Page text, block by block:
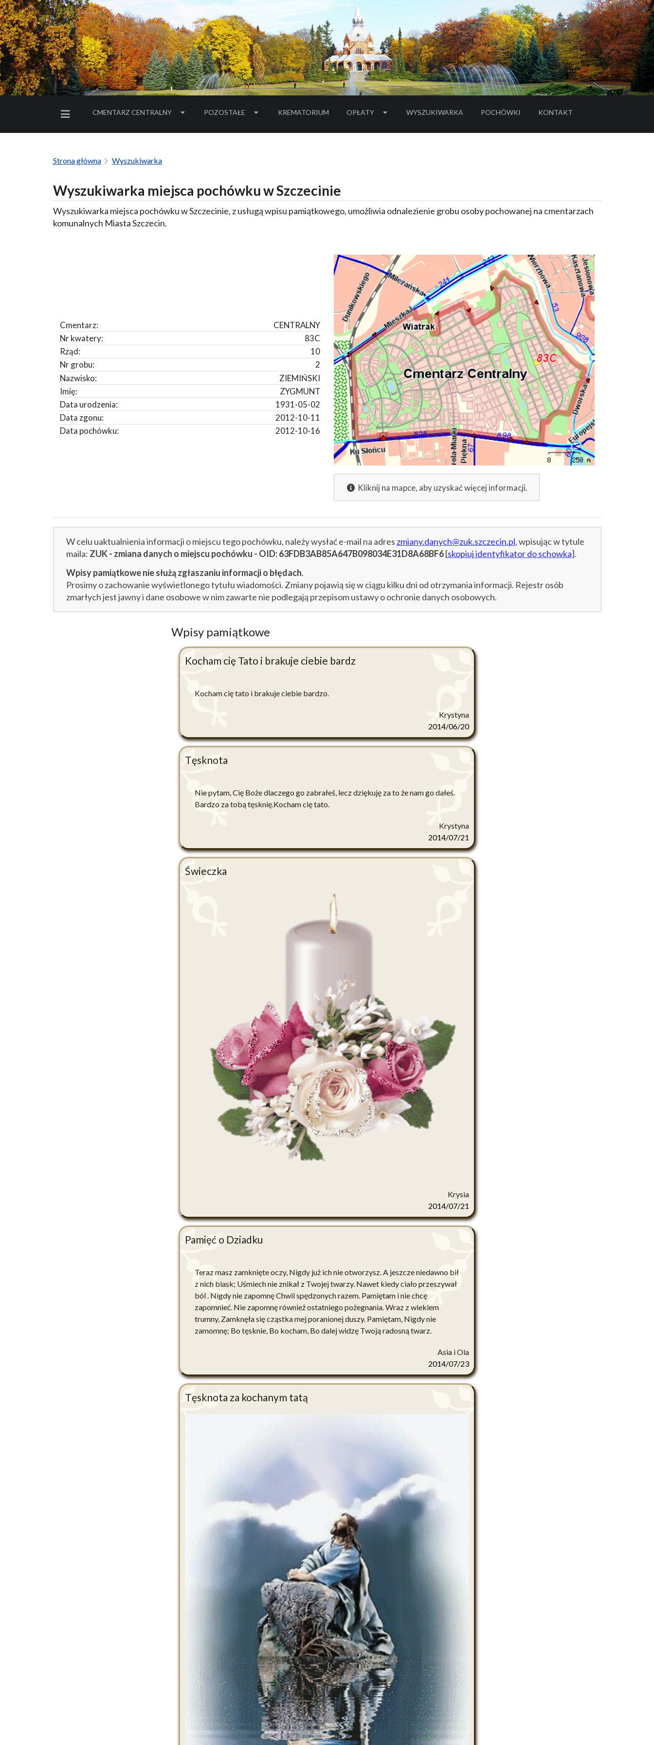
MENU BOCZNE
CMENTARZ CENTRALNY POZOSTAŁE KREMATORIUM OPŁATY WYSZUKIWARKA POCHÓWKI
- LINK DO SERWISU ZEWNĘTRZNEGO
KONTAKT
Strona główna Wyszukiwarka
Wyszukiwarka miejsca pochówku w Szczecinie
Wyszukiwarka miejsca pochówku w Szczecinie, z usługą wpisu pamiątkowego, umożliwia odnalezienie grobu osoby pochowanej na cmentarzach
komunalnych Miasta Szczecin.
CENTRALNY
Cmentarz:
83C
Nr kwatery:
10
Rząd:
2
Nr grobu:
ZIEMIŃSKI
Nazwisko:
ZYGMUNT
Imię:
1931-05-02
Data urodzenia:
2012-10-11
Data zgonu:
2012-10-16
Data pochówku:
Kliknij na mapce, aby uzyskać więcej informacji.
W celu uaktualnienia informacji o miejscu tego pochówku, należy wysłać e-mail na adres zmiany.danych@zuk.szczecin.pl, wpisując w tytule
maila: ZUK - zmiana danych o miejscu pochówku - OID: 63FDB3AB85A647B098034E31D8A68BF6[skopiuj identyfikator do schowka].
Wpisy pamiątkowe nie służą zgłaszaniu informacji o błędach.
Prosimy o zachowanie wyświetlonego tytułu wiadomości. Zmiany pojawią się w ciągu kilku dni od otrzymania informacji. Rejestr osób
zmarłych jest jawny i dane osobowe w nim zawarte nie podlegają przepisom ustawy o ochronie danych osobowych.
Wpisy pamiątkowe
Kocham cię Tato i brakuje ciebie bardz
Kocham cię tato i brakuje ciebie bardzo.
Krystyna
2014/06/20
Tęsknota
Nie pytam, Cię Boże dlaczego go zabrałeś, lecz dziękuję za to że nam go dałeś.
Bardzo za tobą tęsknię.Kocham cię tato.
Krystyna
2014/07/21
Świeczka
Krysia
2014/07/21
Pamięć o Dziadku
Teraz masz zamknięte oczy, Nigdy już ich nie otworzysz. A jeszcze niedawno bił
z nich blask; Uśmiech nie znikał z Twojej twarzy. Nawet kiedy ciało przeszywał
ból . Nigdy nie zapomnę Chwil spędzonych razem. Pamiętam i nie chcę
zapomnieć. Nie zapomnę również ostatniego pożegnania. Wraz z wiekiem
trumny, Zamknęła się cząstka mej poranionej duszy. Pamiętam, Nigdy nie
zamomnę; Bo tęsknie, Bo kocham, Bo dalej widzę Twoją radosną twarz.
Asia i Ola
2014/07/23
Tęsknota za kochanym tatą